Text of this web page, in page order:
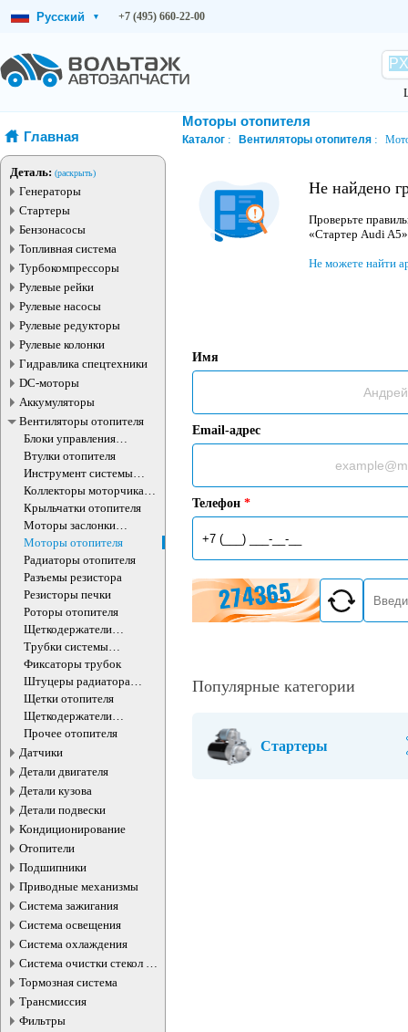
Русский ▾ +7 (495) 660-22-00
Главная
Деталь: (раскрыть)
Генераторы
Стартеры
Бензонасосы
Топливная система
Турбокомпрессоры
Рулевые рейки
Рулевые насосы
Рулевые редукторы
Рулевые колонки
Гидравлика спецтехники
DC-моторы
Аккумуляторы
Вентиляторы отопителя
Блоки управления
отопителем
Втулки отопителя
Инструмент системы
отопителя
Коллекторы моторчика
отопителя
Крыльчатки отопителя
Моторы заслонки
отопителя
Моторы отопителя
Радиаторы отопителя
Разъемы резистора
Резисторы печки
Роторы отопителя
Щеткодержатели
моторчика печки
Трубки системы
отопления
Фиксаторы трубок
Штуцеры радиатора
отопителя
Щетки отопителя
Щеткодержатели
моторчика печки
Прочее отопителя
Датчики
Детали двигателя
Детали кузова
Детали подвески
Кондиционирование
Отопители
Подшипники
Приводные механизмы
Система зажигания
Система освещения
Система охлаждения
Система очистки стекол и
фар
Тормозная система
Трансмиссия
Фильтры
Моторы отопителя
Каталог Вентиляторы отопителя
Не найдено
Проверьте
«Стартер Audi
Не можете найти
Имя
Email-адрес
Телефон *
Популярные категории
Стартеры